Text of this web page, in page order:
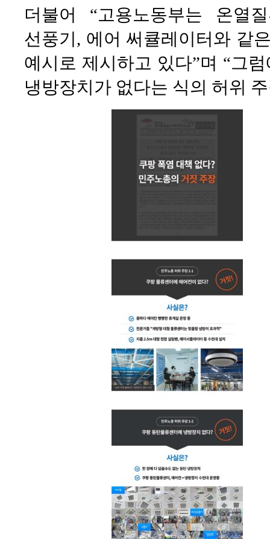
더불어 “고용노동부는 온열
선풍기, 에어 써큘레이터와 같
예시로 제시하고 있다”며 “그
냉방장치가 없다는 식의 허위